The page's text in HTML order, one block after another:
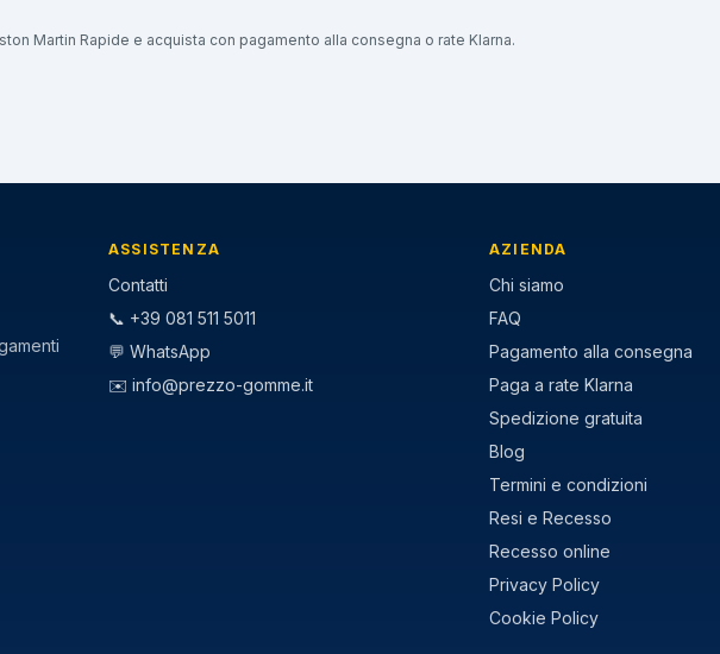
Martin Rapide e acquista con pagamento alla consegna o rate Klarna.
ASSISTENZA
Contatti
📞 +39 081 511 5011
💬 WhatsApp
✉️ info@prezzo-gomme.it
AZIENDA
Chi siamo
FAQ
Pagamento alla consegna
Paga a rate Klarna
Spedizione gratuita
Blog
Termini e condizioni
Resi e Recesso
Recesso online
Privacy Policy
Cookie Policy